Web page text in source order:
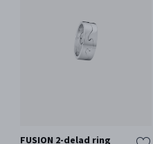
FUSION 2-delad ring